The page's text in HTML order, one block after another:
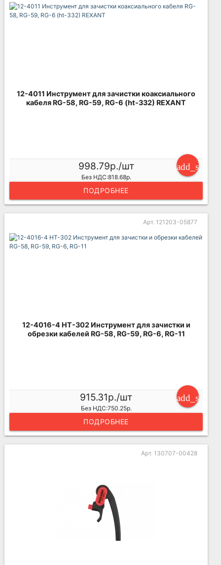
12-4011 Инструмент для зачистки коаксиального
кабеля RG-58, RG-59, RG-6 (ht-332) REXANT
998.79р./шт
Без НДС:818.68р.
ПОДРОБНЕЕ
Арт. 121203-05877
12-4016-4 HT-302 Инструмент для зачистки и
обрезки кабелей RG-58, RG-59, RG-6, RG-11
915.31р./шт
Без НДС:750.25р.
ПОДРОБНЕЕ
Арт. 130707-00428